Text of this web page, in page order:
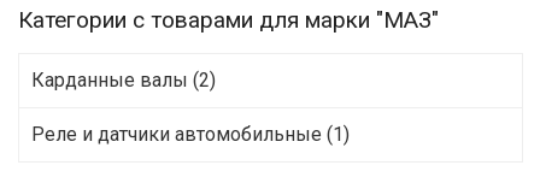
Категории с товарами для марки "МАЗ"
Карданные валы (2)
Реле и датчики автомобильные (1)